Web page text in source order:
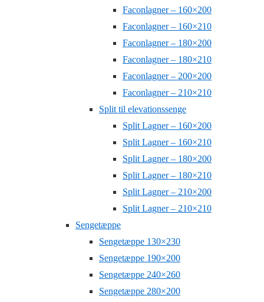
Faconlagner – 160×200
Faconlagner – 160×210
Faconlagner – 180×200
Faconlagner – 180×210
Faconlagner – 200×200
Faconlagner – 210×210
Split til elevationssenge
Split Lagner – 160×200
Split Lagner – 160×210
Split Lagner – 180×200
Split Lagner – 180×210
Split Lagner – 210×200
Split Lagner – 210×210
Sengetæppe
Sengetæppe 130×230
Sengetæppe 190×200
Sengetæppe 240×260
Sengetæppe 280×200